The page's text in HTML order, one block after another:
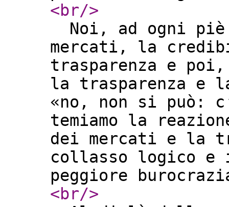
<br/>
Noi, ad ogni piè
mercati, la
trasparenza e poi,
la trasparenza
«no, non si può:
temiamo la
dei mercati e la
collasso logico
peggiore
<br/>